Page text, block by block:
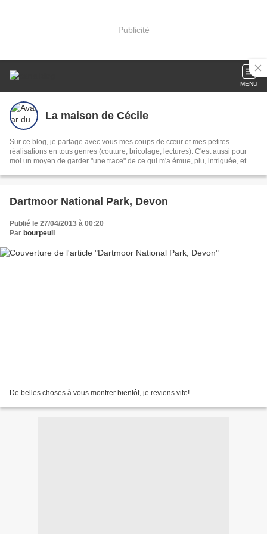
Publicité
MENU
La maison de Cécile
Sur ce blog, je partage avec vous mes coups de cœur et mes petites
réalisations en tous genres (couture, bricolage, lectures). C'est aussi pour
moi un moyen de garder "une trace" de ce qui m'a émue, plu, intriguée, et
Dartmoor National Park, Devon
Publié le 27/04/2013 à 00:20
Par bourpeuil
De belles choses à vous montrer bientôt, je reviens vite!